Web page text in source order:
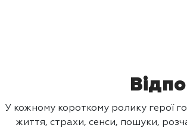
У кожному короткому ролику герої
життя, страхи, сенси, пошуки,